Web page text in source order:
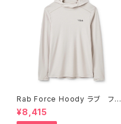
Rab Force Hoody ラブ フォ
ースフーディー（メンズ）
¥8,415